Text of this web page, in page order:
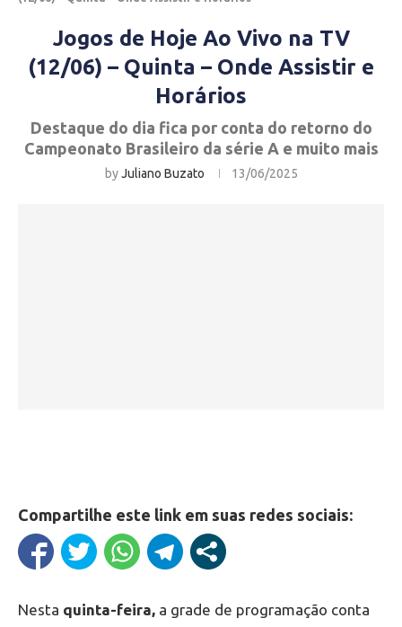
Jogos de Hoje Ao Vivo na TV
(12/06) – Quinta – Onde Assistir e
Horários
Destaque do dia fica por conta do retorno do
Campeonato Brasileiro da série A e muito mais
byJuliano Buzato 13/06/2025
Compartilhe este link em suas redes sociais:
Nesta quinta-feira, a grade de programação conta